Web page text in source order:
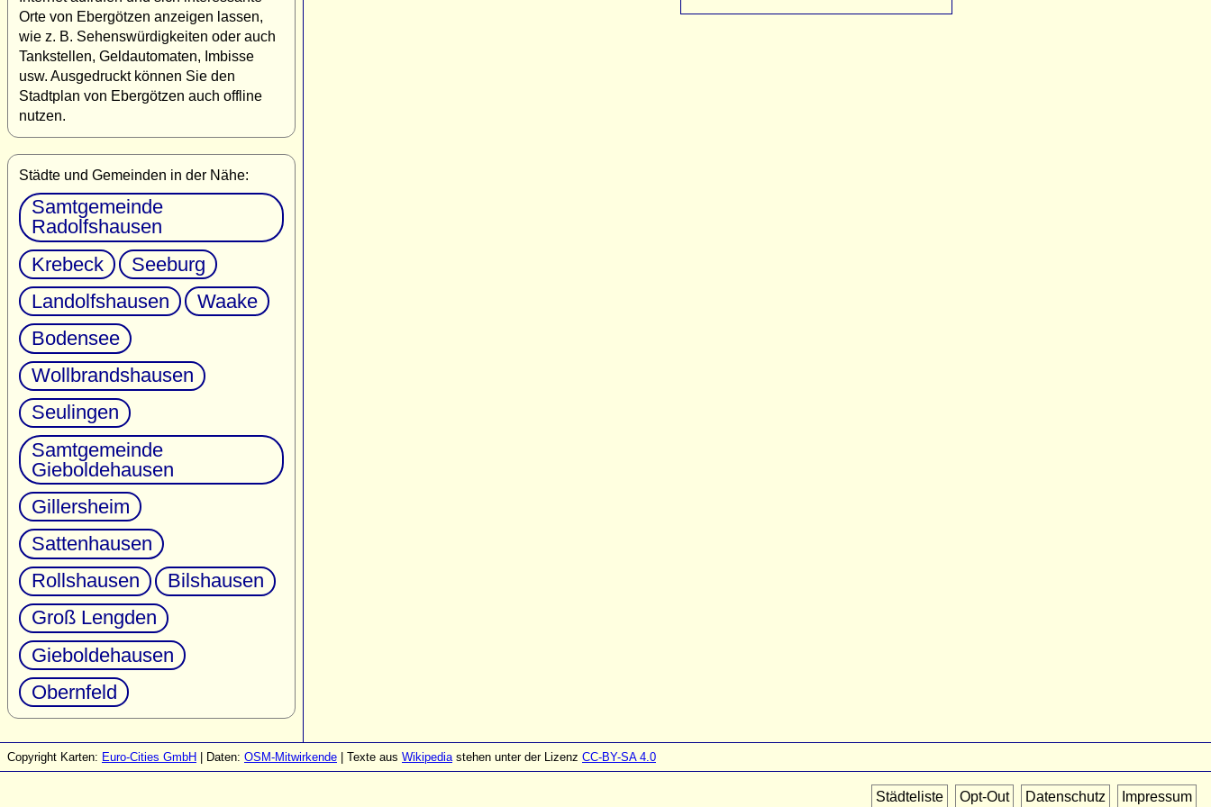
Orte von Ebergötzen anzeigen lassen,
wie z. B. Sehenswürdigkeiten oder auch
Tankstellen, Geldautomaten, Imbisse
usw. Ausgedruckt können Sie den
Stadtplan von Ebergötzen auch offline
nutzen.
Städte und Gemeinden in der Nähe:
Samtgemeinde
Radolfshausen
Krebeck
Seeburg
Landolfshausen
Waake
Bodensee
Wollbrandshausen
Seulingen
Samtgemeinde
Gieboldehausen
Gillersheim
Sattenhausen
Rollshausen
Bilshausen
Groß Lengden
Gieboldehausen
Obernfeld
Copyright Karten: Euro-Cities GmbH | Daten: OSM-Mitwirkende | Texte aus Wikipediastehen unter der Lizenz CC-BY-SA 4.0
Städteliste Opt-Out Datenschutz Impressum